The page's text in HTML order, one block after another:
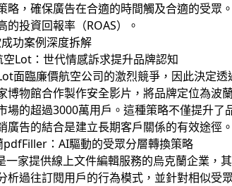
略，確保廣告在合適的時間觸及合適的受眾
的投資回報率（ROAS）。
功案例深度拆解
空Lot：世代情感訴求提升品牌認知
面臨廉價航空公司的激烈競爭，因此決定
博物館合作製作安全影片，將品牌定位為波
場的超過3000萬用戶。這種策略不僅提升
廣告的結合是建立長期客戶關係的有效途徑。
pdfFiller：AI驅動的受眾分層轉換策略
家提供線上文件編輯服務的烏克蘭企業，
析過往訂閱用戶的行為模式，並針對相似受